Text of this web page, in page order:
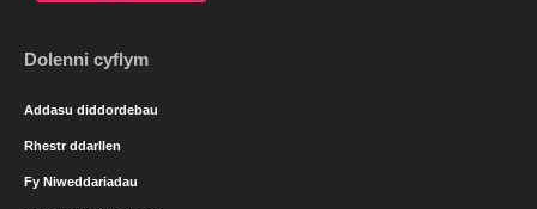
Dolenni cyflym
Addasu diddordebau
Rhestr ddarllen
Fy Niweddariadau